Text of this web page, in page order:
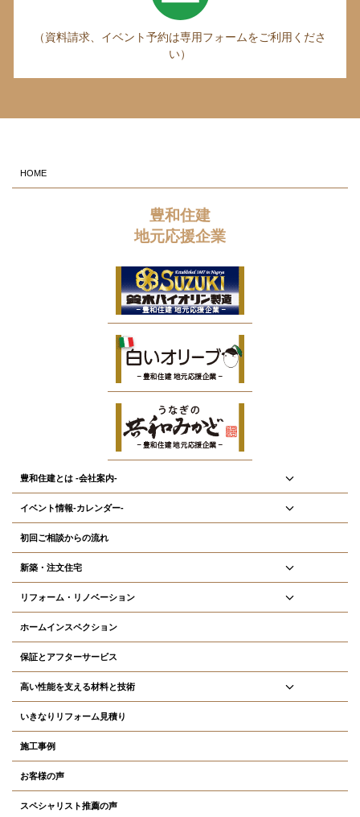
（資料請求、イベント予約は専用フォームをご利用くださ
い）
HOME
豊和住建
地元応援企業
豊和住建とは -会社案内-
イベント情報-カレンダー-
初回ご相談からの流れ
新築・注文住宅
リフォーム・リノベーション
ホームインスペクション
保証とアフターサービス
高い性能を支える材料と技術
いきなりリフォーム見積り
施工事例
お客様の声
スペシャリスト推薦の声